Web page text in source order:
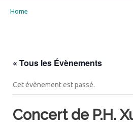
Home
« Tous les Évènements
Cet évènement est passé.
Concert de P.H.